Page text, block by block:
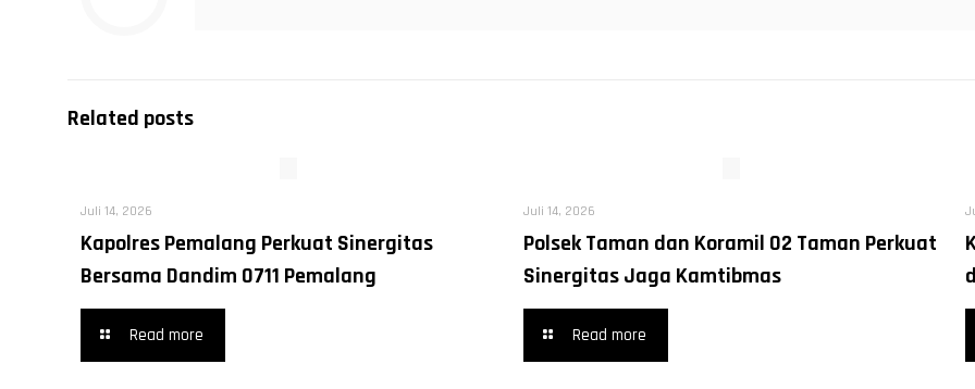
Related posts
Juli 14, 2026
Kapolres Pemalang Perkuat Sinergitas
Bersama Dandim 0711 Pemalang
Read more
Juli 14, 2026
Polsek Taman dan Koramil 02 Taman Perkuat
Sinergitas Jaga Kamtibmas
Read more